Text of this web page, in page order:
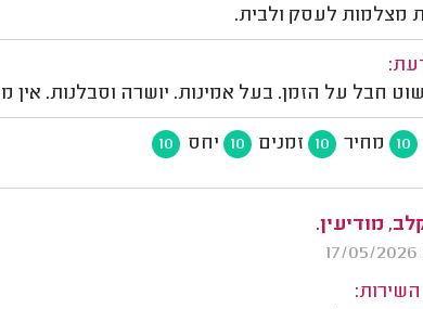
מצלמות לעסק ולבית.
חבל על הזמן. בעל אמינות. יושרה וסבלנות. אין
10 מחיר 10 זמנים 10 יחס 10
מודיעין.
השירות: